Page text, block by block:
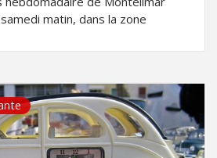
matin, dans la zone